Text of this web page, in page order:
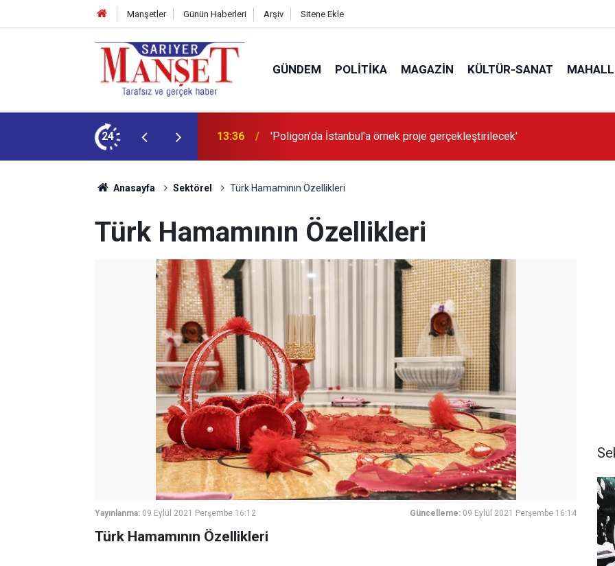
Manşetler Günün Haberleri Arşiv Sitene Ekle
GÜNDEM POLITIKA MAGAZIN KÜLTÜR-SANAT
24 13:36 'Poligon'da İstanbul'a örnek proje gerçekleştirilecek'
Anasayfa Sektörel Türk Hamamının Özellikleri
Türk Hamamının Özellikleri
Yayınlanma: 09 Eylül 2021 Perşembe 16:12 Güncelleme: 09 Eylül 2021 Perşembe 16:14
Türk Hamamının Özellikleri